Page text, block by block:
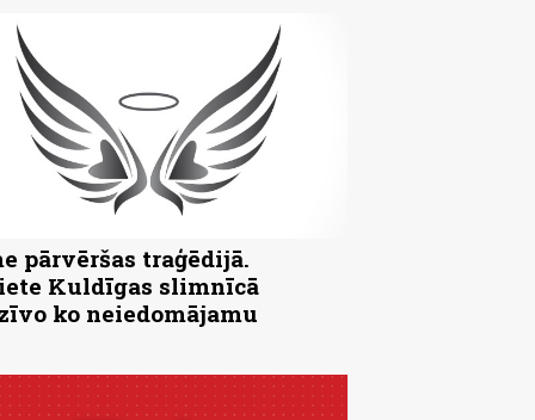
pārvēršas traģēdijā.
Kuldīgas slimnīcā
ko neiedomājamu